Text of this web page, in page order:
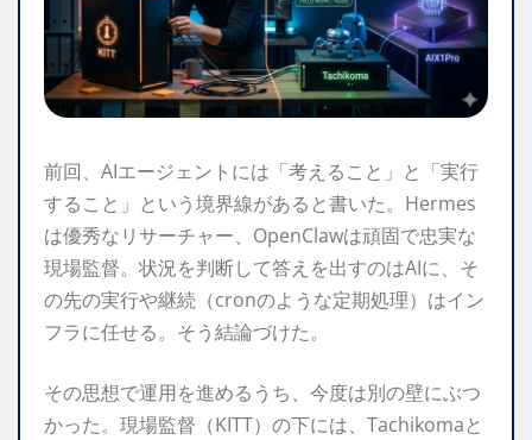
前回、AIエージェントには「考えること」と「実行
すること」という境界線があると書いた。Hermes
は優秀なリサーチャー、OpenClawは頑固で忠実な
現場監督。状況を判断して答えを出すのはAIに、そ
の先の実行や継続（cronのような定期処理）はイン
フラに任せる。そう結論づけた。
その思想で運用を進めるうち、今度は別の壁にぶつ
かった。現場監督（KITT）の下には、Tachikomaと